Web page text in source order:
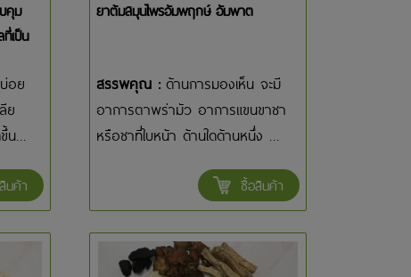
คุม
เป็น
อย
ย
น...
นค้า
ยาต้มสมุนไพรอัมพฤกษ์ อัมพาต
สรรพคุณ : ด้านการมองเห็น จะมี
อาการตาพร่ามัว อาการแขนขาชา
หรือชาที่ใบหน้า ด้านใดด้านหนึ่ง ...
ซื้อสินค้า